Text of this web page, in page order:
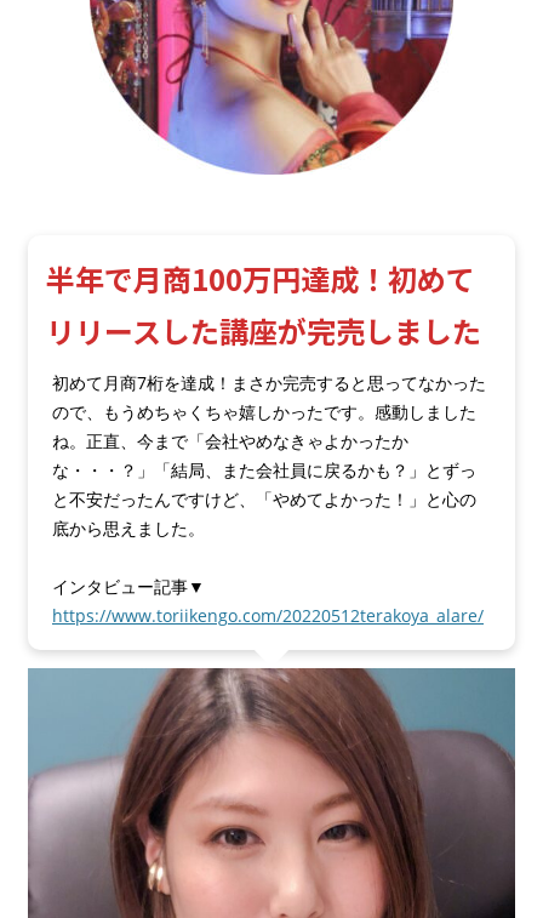
半年で月商100万円達成！初めて
リリースした講座が完売しました
初めて月商7桁を達成！まさか完売すると思ってなかった
ので、もうめちゃくちゃ嬉しかったです。感動しました
ね。正直、今まで「会社やめなきゃよかったか
な・・・？」「結局、また会社員に戻るかも？」とずっ
と不安だったんですけど、「やめてよかった！」と心の
底から思えました。
インタビュー記事▼
https://www.toriikengo.com/20220512terakoya_alare/